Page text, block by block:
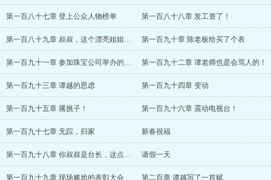
第一百八十七章 登上公众人物榜单 第一百八十八章 发工资了！
第一百八十九章 叔叔，这个漂亮姐姐是谁啊 第一百九十章 陈老板给买了个表
第一百九十一章 参加珠宝公司举办的晚宴 第一百九十二章 谭老师也是会骂人的！
第一百九十三章 谭越的思虑 第一百九十四章 变动
第一百九十五章 撂挑子！ 第一百九十六章 震动电视台！
第一百九十七章 无踪，归家 新春祝福
第一百九十八章 你叔叔是台长，这点分量还 请假一天
第一百九十九章 现场尴尬的表彰大会 第二百章 谭越写了一首赋